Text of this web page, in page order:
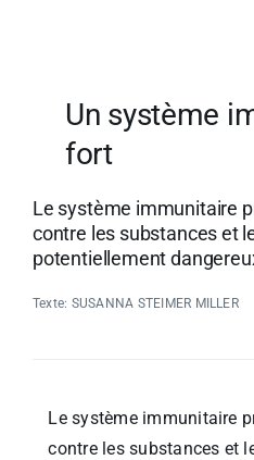
Un système
fort
Le système immunitaire
contre les substances et
potentiellement
Texte: SUSANNA STEIMER MILLER
Le système immunitaire
contre les substances et